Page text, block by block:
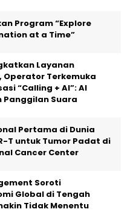
Program “Explore
at a Time”
Layanan
Operator Terkemuka
“Calling + AI”: AI
Panggilan Suara
Pertama di Dunia
T untuk Tumor Padat di
Cancer Center
Soroti
Global di Tengah
Tidak Menentu